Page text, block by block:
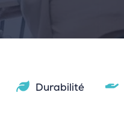
Durabilité